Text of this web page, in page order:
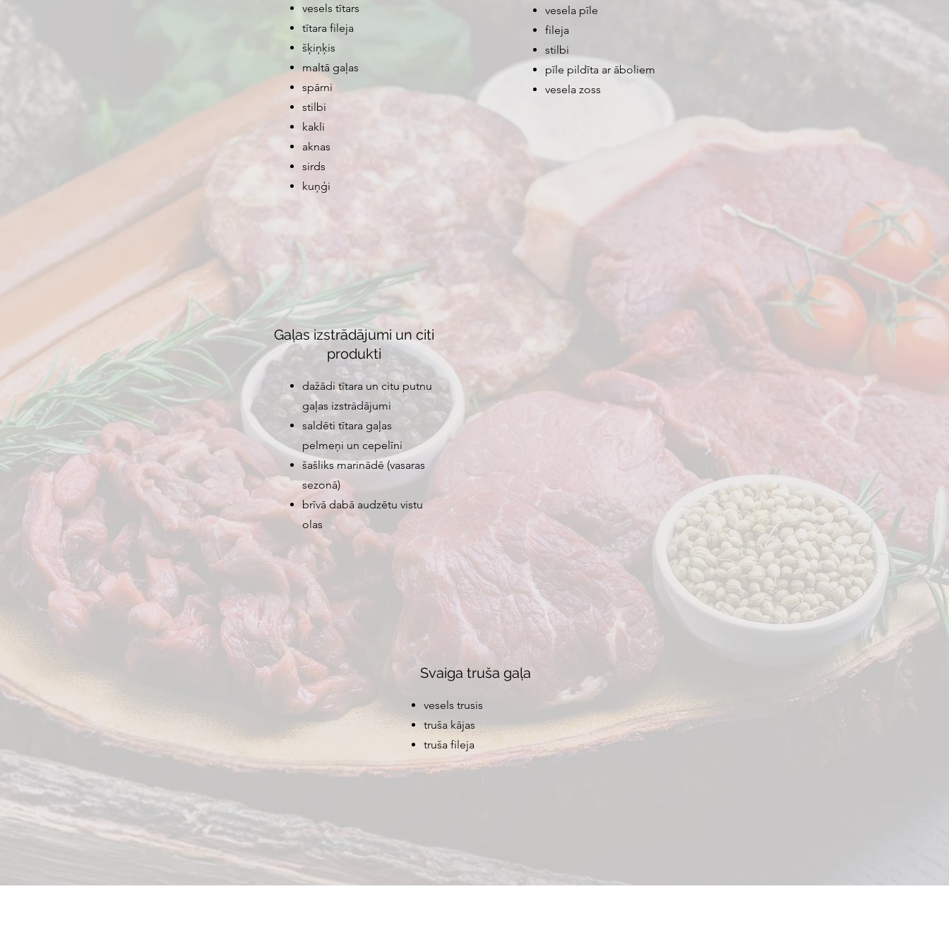
vesels tītars
tītara fileja
šķiņķis
maltā gaļas
spārni
stilbi
kakli
aknas
sirds
kuņģi
Gaļas izstrādājumi un citi
produkti
dažādi tītara un citu putnu
gaļas izstrādājumi
saldēti tītara gaļas
pelmeņi un cepelīni
šašliks marinādē (vasaras
sezonā)
brīvā dabā audzētu vistu
olas
vesela pīle
fileja
stilbi
pīle pildīta ar āboliem
vesela zoss
Svaiga truša gaļa
vesels trusis
truša kājas
truša fileja